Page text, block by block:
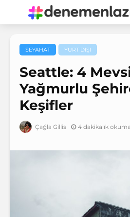
SEYAHAT YURT DIŞI
Seattle: 4
Yağmurlu
Keşifler
Çağla Gillis 4 dakikalık okuma